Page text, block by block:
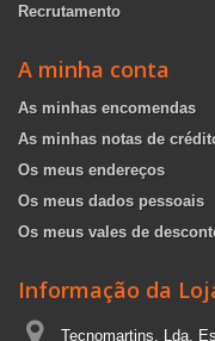
Recrutamento
A minha conta
As minhas encomendas
As minhas notas de
Os meus endereços
Os meus dados pessoais
Os meus vales de
Informação da
Tecnomartins, Lda,